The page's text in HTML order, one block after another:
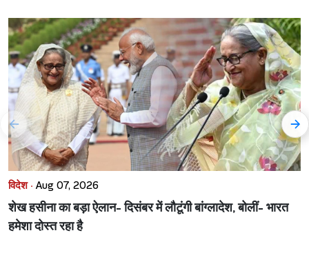
विदेश · Aug 07, 2026
शेख हसीना का बड़ा ऐलान- दिसंबर में लौटूंगी बांग्लादेश, बोलीं- भारत
हमेशा दोस्त रहा है